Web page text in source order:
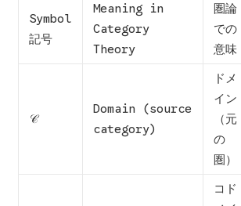
Symbol
記号
Meaning in
Category
Theory
圏論
での
意味
𝒞
Domain (source
category)
ドメ
イン
（元
の
圏）
コド